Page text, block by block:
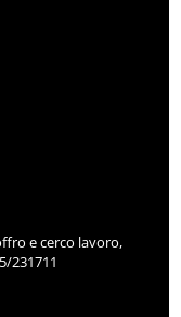
e cerco lavoro,
231711